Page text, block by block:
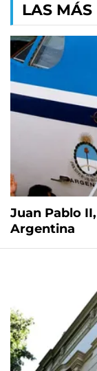
LAS MÁS
Juan Pablo
Argentina